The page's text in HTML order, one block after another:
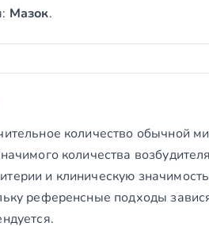
Мазок.
количество обычной
количества
и клиническую
референсные подходы